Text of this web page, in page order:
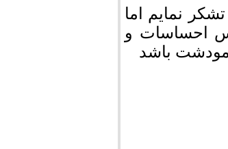
نمایم اما
احساسات و
مودشت باشد